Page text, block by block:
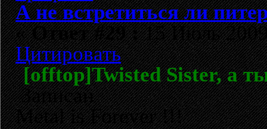
А не встретиться ли
«Ответ #29 :15 Июль
Цитировать
[offtop]Twisted Sister, а
Записан
Metal is Forever !!!